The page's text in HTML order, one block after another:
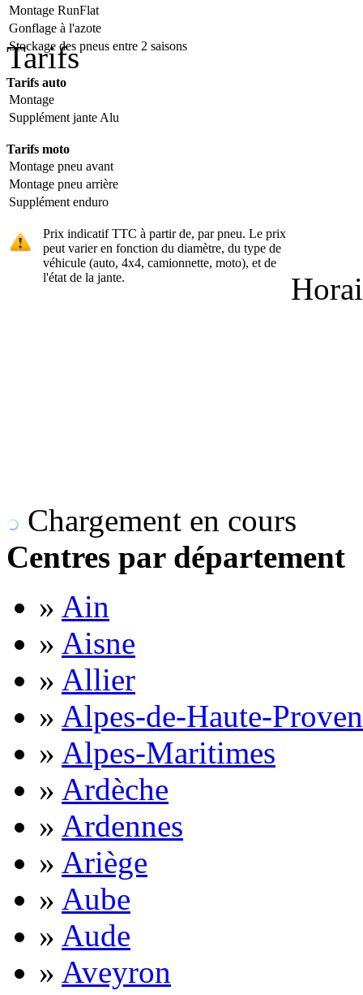
Montage RunFlat
Gonflage à l'azote
Stockage des pneus entre 2 saisons
Tarifs
Tarifs auto
Montage
Supplément jante Alu
Tarifs moto
Montage pneu avant
Montage pneu arrière
Supplément enduro
Prix indicatif TTC à partir de, par pneu. Le prix
peut varier en fonction du diamètre, du type de
véhicule (auto, 4x4, camionnette, moto), et de
l'état de la jante.
Chargement en cours
Centres par département
» Ain
» Aisne
» Allier
» Alpes-de-Haute-
» Alpes-Maritimes
» Ardèche
» Ardennes
» Ariège
» Aube
» Aude
» Aveyron